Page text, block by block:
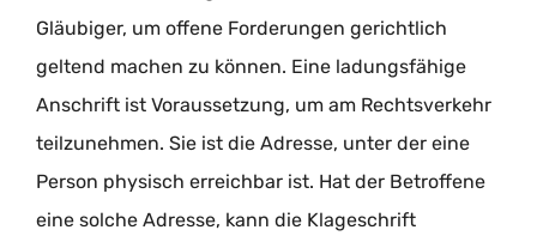
Gläubiger, um offene Forderungen gerichtlich
geltend machen zu können. Eine ladungsfähige
Anschrift ist Voraussetzung, um am Rechtsverkehr
teilzunehmen. Sie ist die Adresse, unter der eine
Person physisch erreichbar ist. Hat der Betroffene
eine solche Adresse, kann die Klageschrift